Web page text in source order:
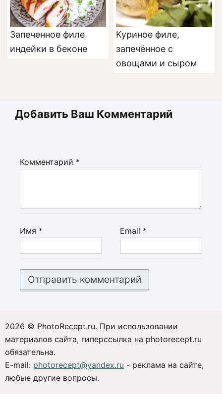
Запеченное филе
индейки в беконе
Куриное филе,
запечённое с
овощами и сыром
Добавить Ваш Комментарий
Комментарий *
Имя * Email *
2026 © PhotoRecept.ru. При использовании
материалов сайта, гиперссылка на photorecept.ru
обязательна.
E-mail: photorecept@yandex.ru - реклама на сайте,
любые другие вопросы.